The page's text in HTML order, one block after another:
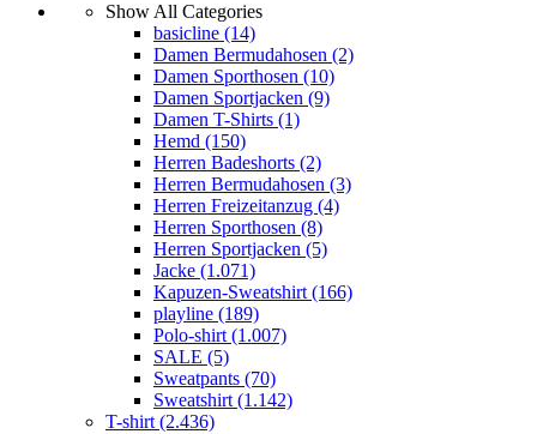
Show All Categories
basicline (14)
Damen Bermudahosen (2)
Damen Sporthosen (10)
Damen Sportjacken (9)
Damen T-Shirts (1)
Hemd (150)
Herren Badeshorts (2)
Herren Bermudahosen (3)
Herren Freizeitanzug (4)
Herren Sporthosen (8)
Herren Sportjacken (5)
Jacke (1.071)
Kapuzen-Sweatshirt(166)
playline (189)
Polo-shirt(1.007)
SALE (5)
Sweatpants (70)
Sweatshirt(1.142)
T-shirt(2.436)